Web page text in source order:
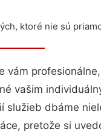
ktoré nie sú
vám
vašim
služieb dbáme
pretože si